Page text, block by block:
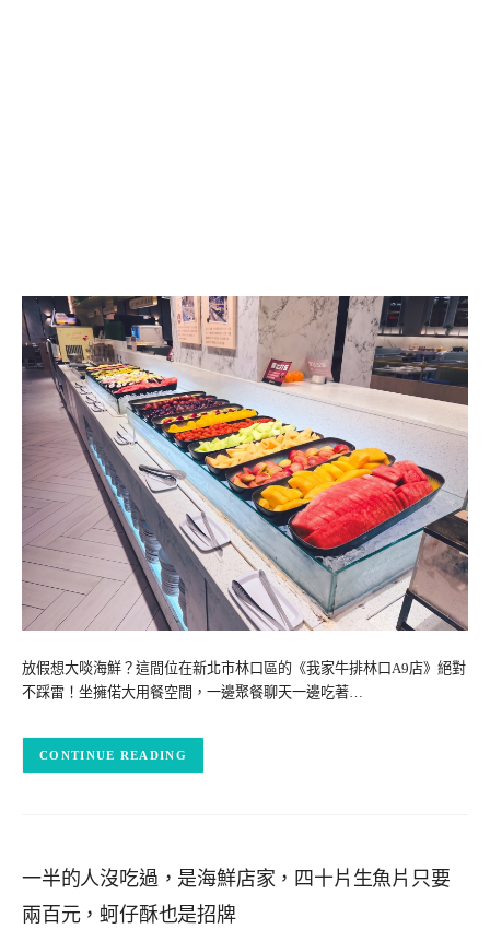
放假想大啖海鮮？這間位在新北市林口區的《我家牛排林口A9店》絕對
不踩雷！坐擁偌大用餐空間，一邊聚餐聊天一邊吃著…
CONTINUE READING
一半的人沒吃過，是海鮮店家，四十片生魚片只要
兩百元，蚵仔酥也是招牌